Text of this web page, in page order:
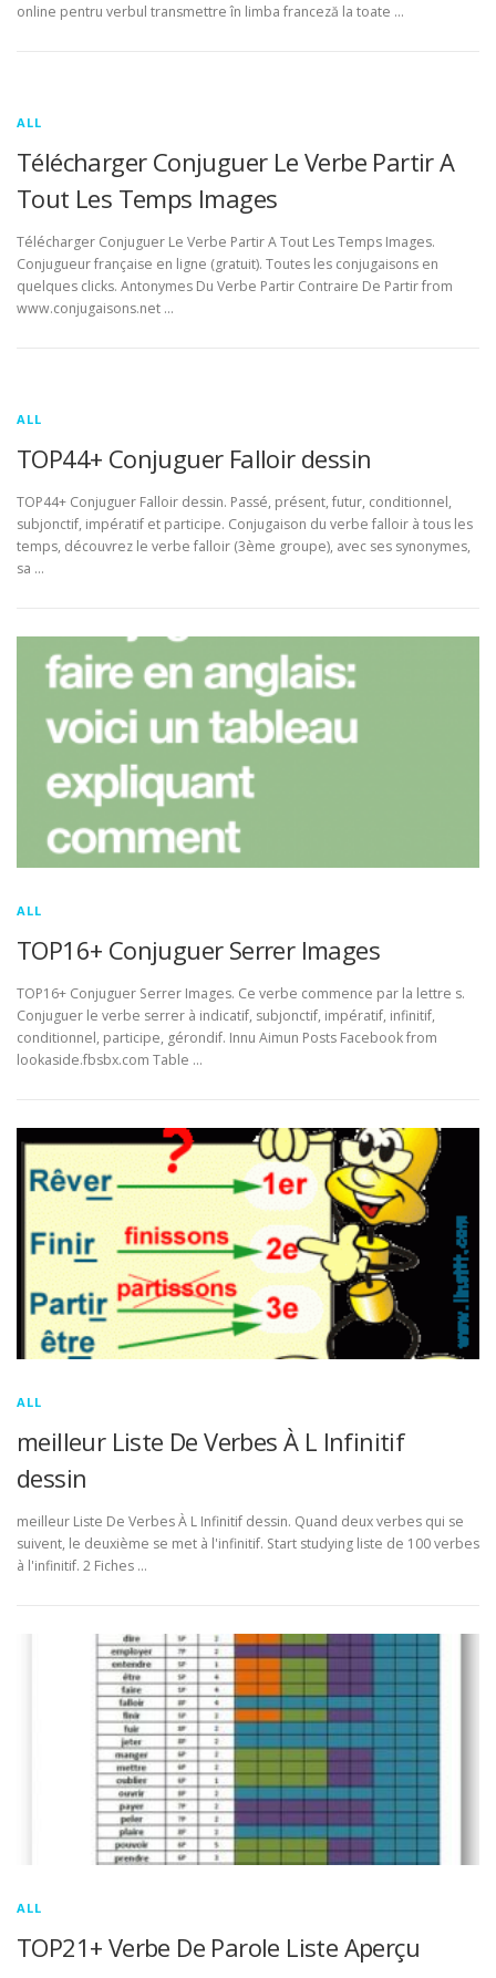
online pentru verbul transmettre în limba franceză la toate …
ALL
Télécharger Conjuguer Le Verbe Partir A
Tout Les Temps Images
Télécharger Conjuguer Le Verbe Partir A Tout Les Temps Images.
Conjugueur française en ligne (gratuit). Toutes les conjugaisons en
quelques clicks. Antonymes Du Verbe Partir Contraire De Partir from
www.conjugaisons.net …
ALL
TOP44+ Conjuguer Falloir dessin
TOP44+ Conjuguer Falloir dessin. Passé, présent, futur, conditionnel,
subjonctif, impératif et participe. Conjugaison du verbe falloir à tous les
temps, découvrez le verbe falloir (3ème groupe), avec ses synonymes,
sa …
ALL
TOP16+ Conjuguer Serrer Images
TOP16+ Conjuguer Serrer Images. Ce verbe commence par la lettre s.
Conjuguer le verbe serrer à indicatif, subjonctif, impératif, infinitif,
conditionnel, participe, gérondif. Innu Aimun Posts Facebook from
lookaside.fbsbx.com Table …
ALL
meilleur Liste De Verbes À L Infinitif
dessin
meilleur Liste De Verbes À L Infinitif dessin. Quand deux verbes qui se
suivent, le deuxième se met à l'infinitif. Start studying liste de 100 verbes
à l'infinitif. 2 Fiches …
ALL
TOP21+ Verbe De Parole Liste Aperçu